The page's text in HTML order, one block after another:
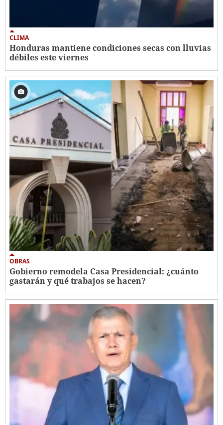
CLIMA
Honduras mantiene condiciones secas con lluvias
débiles este viernes
OBRAS
Gobierno remodela Casa Presidencial: ¿cuánto
gastarán y qué trabajos se hacen?